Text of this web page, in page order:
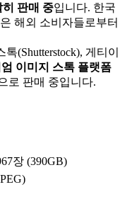
판매 중입니다. 한국
해외 소비자들로부터
(Shutterstock), 게티이
이미지 스톡 플랫폼
로 판매 중입니다.
장 (390GB)